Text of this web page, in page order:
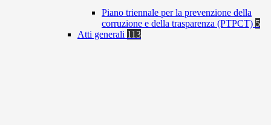
Piano triennale per la prevenzione della
corruzione e della trasparenza (PTPCT) 5
Atti generali 113